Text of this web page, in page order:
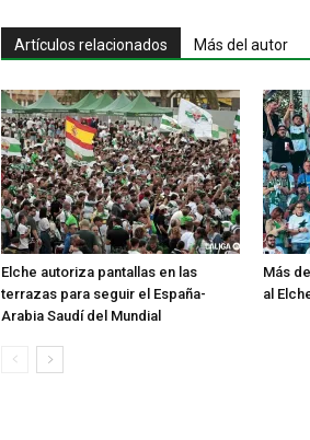
Artículos relacionados Más del autor
Elche autoriza pantallas en las
terrazas para seguir el España-
Arabia Saudí del Mundial
Más
al